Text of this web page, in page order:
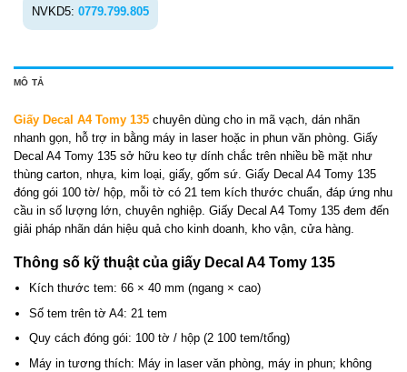
NVKD5: 0779.799.805
MÔ TẢ
Giấy Decal A4 Tomy 135 chuyên dùng cho in mã vạch, dán nhãn
nhanh gọn, hỗ trợ in bằng máy in laser hoặc in phun văn phòng. Giấy
Decal A4 Tomy 135 sở hữu keo tự dính chắc trên nhiều bề mặt như
thùng carton, nhựa, kim loại, giấy, gốm sứ. Giấy Decal A4 Tomy 135
đóng gói 100 tờ/ hộp, mỗi tờ có 21 tem kích thước chuẩn, đáp ứng nhu
cầu in số lượng lớn, chuyên nghiệp. Giấy Decal A4 Tomy 135 đem đến
giải pháp nhãn dán hiệu quả cho kinh doanh, kho vận, cửa hàng.
Thông số kỹ thuật của giấy Decal A4 Tomy 135
Kích thước tem: 66 × 40 mm (ngang × cao)
Số tem trên tờ A4: 21 tem
Quy cách đóng gói: 100 tờ / hộp (2 100 tem/tổng)
Máy in tương thích: Máy in laser văn phòng, máy in phun; không